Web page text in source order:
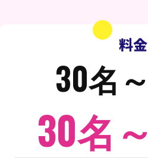
料金
30名～
30名～